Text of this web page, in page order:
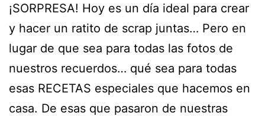
¡SORPRESA! Hoy es un día ideal para crear
y hacer un ratito de scrap juntas… Pero en
lugar de que sea para todas las fotos de
nuestros recuerdos… qué sea para todas
esas RECETAS especiales que hacemos en
casa. De esas que pasaron de nuestras